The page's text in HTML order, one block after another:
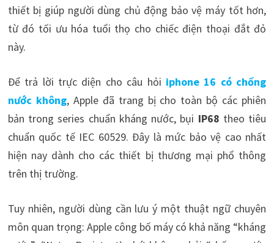
thiết bị giúp người dùng chủ động bảo vệ máy tốt hơn,
từ đó tối ưu hóa tuổi thọ cho chiếc điện thoại đắt đỏ
này.
Để trả lời trực diện cho câu hỏi iphone 16 có chống
nước không, Apple đã trang bị cho toàn bộ các phiên
bản trong series chuẩn kháng nước, bụi IP68 theo tiêu
chuẩn quốc tế IEC 60529. Đây là mức bảo vệ cao nhất
hiện nay dành cho các thiết bị thương mại phổ thông
trên thị trường.
Tuy nhiên, người dùng cần lưu ý một thuật ngữ chuyên
môn quan trọng: Apple công bố máy có khả năng “kháng